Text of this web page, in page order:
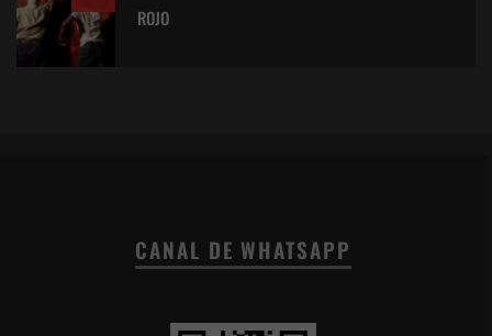
ROJO
CANAL DE WHATSAPP